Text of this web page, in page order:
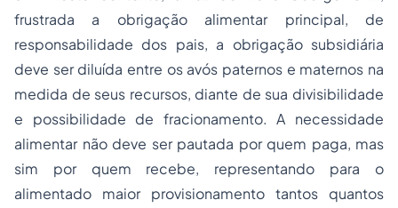
frustrada a obrigação alimentar principal, de
responsabilidade dos pais, a obrigação subsidiária
deve ser diluída entre os avós paternos e maternos na
medida de seus recursos, diante de sua divisibilidade
e possibilidade de fracionamento. A necessidade
alimentar não deve ser pautada por quem paga, mas
sim por quem recebe, representando para o
alimentado maior provisionamento tantos quantos